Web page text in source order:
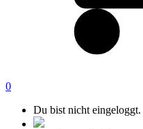
0
Du bist nicht eingeloggt.